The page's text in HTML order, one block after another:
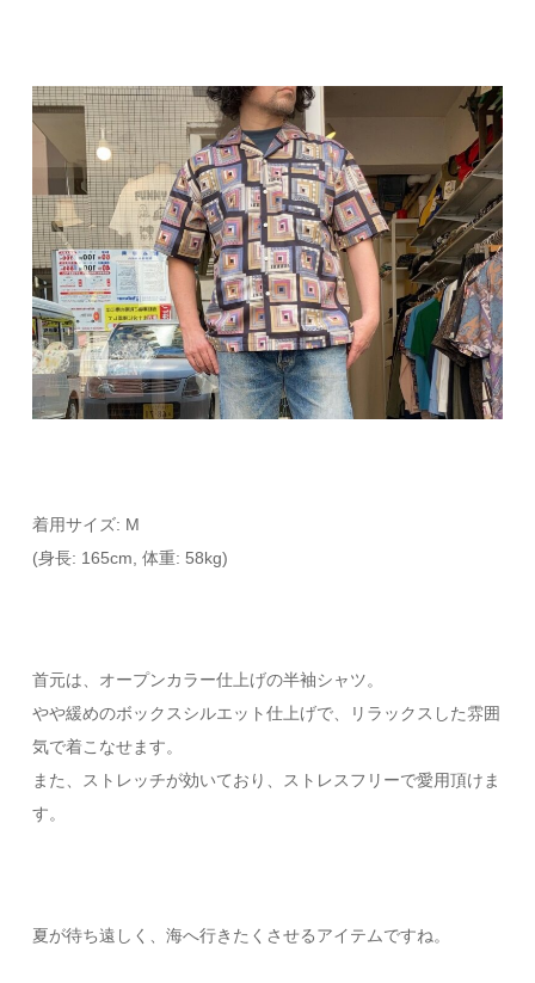
着用サイズ: M
(身長: 165cm, 体重: 58kg)
首元は、オープンカラー仕上げの半袖シャツ。
やや緩めのボックスシルエット仕上げで、リラックスした雰囲
気で着こなせます。
また、ストレッチが効いており、ストレスフリーで愛用頂けま
す。
夏が待ち遠しく、海へ行きたくさせるアイテムですね。